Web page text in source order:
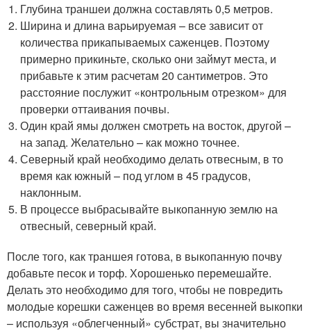
Глубина траншеи должна составлять 0,5 метров.
Ширина и длина варьируемая – все зависит от
количества прикапываемых саженцев. Поэтому
примерно прикиньте, сколько они займут места, и
прибавьте к этим расчетам 20 сантиметров. Это
расстояние послужит «контрольным отрезком» для
проверки оттаивания почвы.
Один край ямы должен смотреть на восток, другой –
на запад. Желательно – как можно точнее.
Северный край необходимо делать отвесным, в то
время как южный – под углом в 45 градусов,
наклонным.
В процессе выбрасывайте выкопанную землю на
отвесный, северный край.
После того, как траншея готова, в выкопанную почву
добавьте песок и торф. Хорошенько перемешайте.
Делать это необходимо для того, чтобы не повредить
молодые корешки саженцев во время весенней выкопки
– используя «облегченный» субстрат, вы значительно